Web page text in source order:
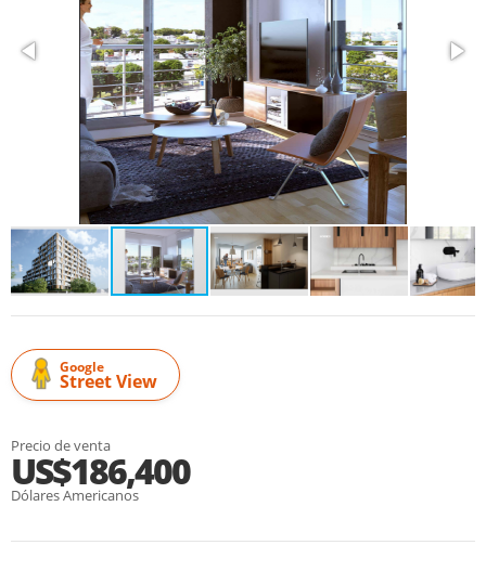
Google
Street View
Precio de venta
US$186,400
Dólares Americanos